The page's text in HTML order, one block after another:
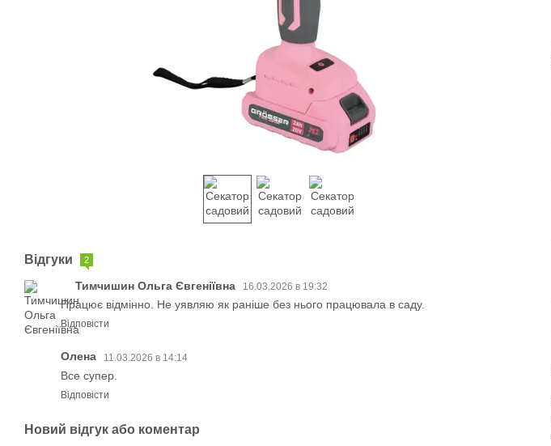
Відгуки 2
Тимчишин Ольга Євгеніївна 16.03.2026 в 19:32
Працює відмінно. Не уявляю як раніше без нього працювала в саду.
Відповісти
Олена 11.03.2026 в 14:14
Все супер.
Відповісти
Новий відгук або коментар